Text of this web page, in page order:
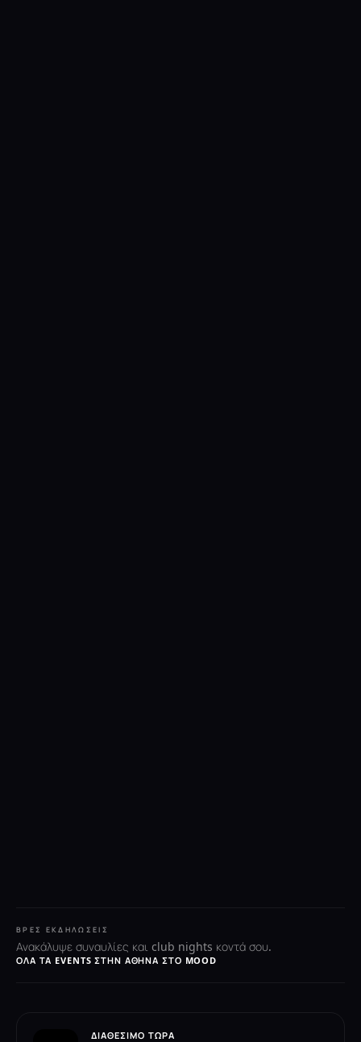
ΒΡΕΣ ΕΚΔΗΛΏΣΕΙΣ
Ανακάλυψε συναυλίες και club nights κοντά σου.
ΌΛΑ ΤΑ EVENTS ΣΤΗΝ ΑΘΉΝΑ ΣΤΟ MOOD
ΔΙΑΘΈΣΙΜΟ ΤΏΡΑ